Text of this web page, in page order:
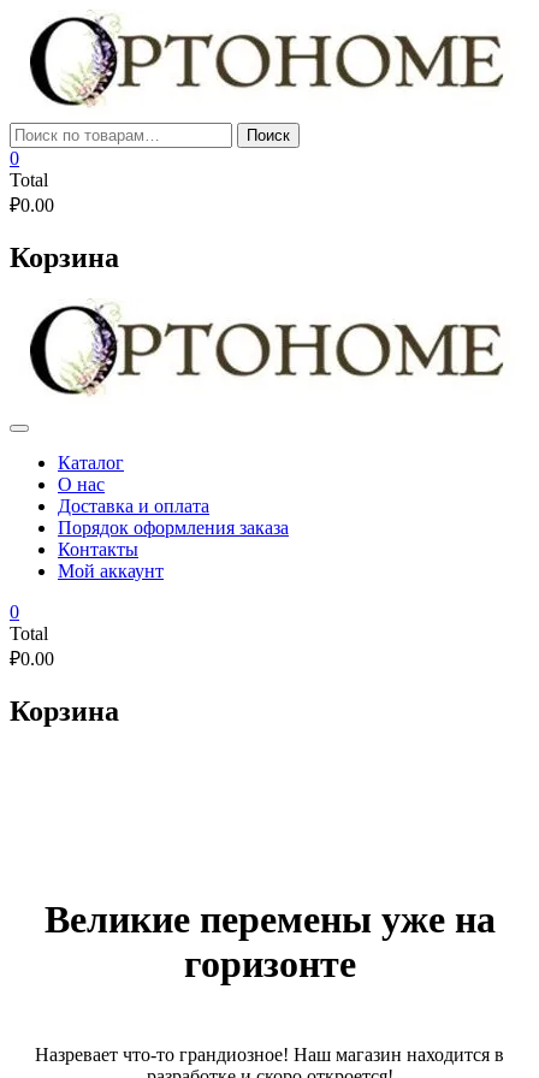
content
Искать: Поиск
0
Total
₽0.00
Корзина
Каталог
О нас
Доставка и оплата
Порядок оформления заказа
Контакты
Мой аккаунт
0
Total
₽0.00
Корзина
Великие перемены уже на
горизонте
Назревает что-то грандиозное! Наш магазин находится в